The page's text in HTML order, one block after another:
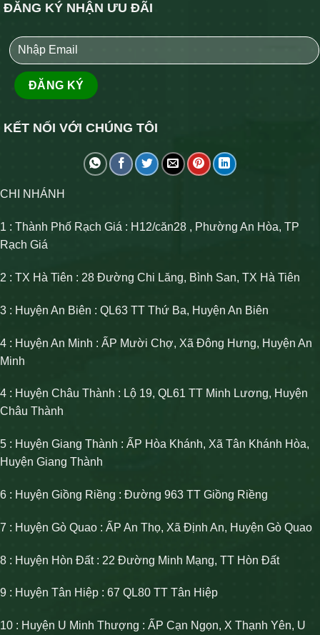
ĐĂNG KÝ NHẬN ƯU ĐÃI
KẾT NỐI VỚI CHÚNG TÔI
CHI NHÁNH
1 : Thành Phố Rạch Giá : H12/căn28 , Phường An Hòa, TP
Rạch Giá
2 : TX Hà Tiên : 28 Đường Chi Lăng, Bình San, TX Hà Tiên
3 : Huyện An Biên : QL63 TT Thứ Ba, Huyện An Biên
4 : Huyện An Minh : ẤP Mười Chợ, Xã Đông Hưng, Huyện An
Minh
4 : Huyện Châu Thành : Lộ 19, QL61 TT Minh Lương, Huyện
Châu Thành
5 : Huyện Giang Thành : ẤP Hòa Khánh, Xã Tân Khánh Hòa,
Huyện Giang Thành
6 : Huyện Giồng Riềng : Đường 963 TT Giồng Riềng
7 : Huyện Gò Quao : ẤP An Thọ, Xã Định An, Huyện Gò Quao
8 : Huyện Hòn Đất : 22 Đường Minh Mạng, TT Hòn Đất
9 : Huyện Tân Hiệp : 67 QL80 TT Tân Hiệp
10 : Huyện U Minh Thượng : ẤP Cạn Ngọn, X Thạnh Yên, U